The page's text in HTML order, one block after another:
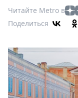
Книги
Пресс-
О
Metro
Читайте Metro в
Поделиться